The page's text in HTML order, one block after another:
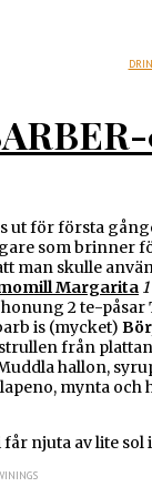
ut för första
som brinner
man skulle
Margarita
honung 2 te-
is (mycket)
från
hallon,
mynta och
får njuta av lite